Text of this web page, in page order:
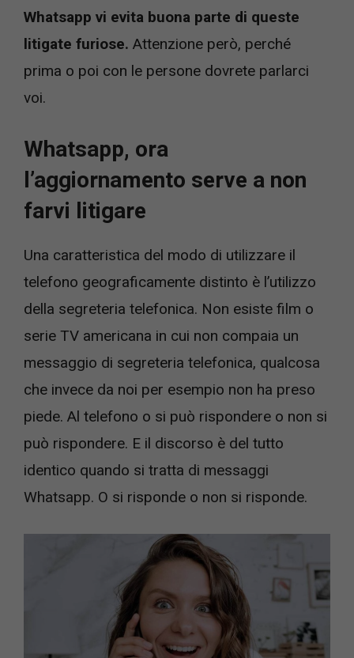
Whatsapp vi evita buona parte di queste
litigate furiose. Attenzione però, perché
prima o poi con le persone dovrete parlarci
voi.
Whatsapp, ora
l’aggiornamento serve a non
farvi litigare
Una caratteristica del modo di utilizzare il
telefono geograficamente distinto è l’utilizzo
della segreteria telefonica. Non esiste film o
serie TV americana in cui non compaia un
messaggio di segreteria telefonica, qualcosa
che invece da noi per esempio non ha preso
piede. Al telefono o si può rispondere o non si
può rispondere. E il discorso è del tutto
identico quando si tratta di messaggi
Whatsapp. O si risponde o non si risponde.